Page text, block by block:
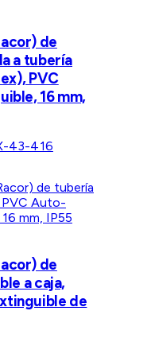
de
a tubería
PVC
16 mm,
43-416
de
a caja,
de